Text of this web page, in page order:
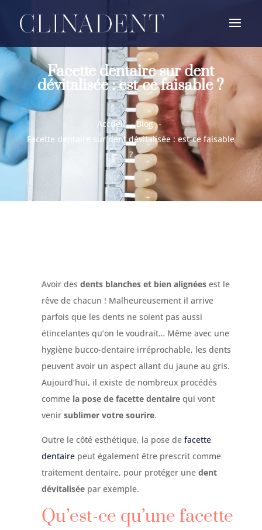
Facette dentaire sur dent
dévitalisée : est-ce faisable ?
Accueil
Blog
Facette dentaire sur dent dévitalisée : est-ce faisable
?
Avoir des dents blanches et bien alignéesest le
rêve de chacun ! Malheureusement il arrive
parfois que les dents ne soient pas aussi
étincelantes qu’on le voudrait… Même avec une
hygiène bucco-dentaire irréprochable, les dents
peuvent avoir un aspect allant du jaune au gris.
Aujourd’hui, il existe de nombreux procédés
comme la pose de facette dentairequi vont
venir sublimer votre sourire.
Outre le côté esthétique, la pose de facette
dentairepeut également être prescrit comme
traitement dentaire, pour protéger une dent
dévitaliséepar exemple.
Qu’est-ce qu’une facette